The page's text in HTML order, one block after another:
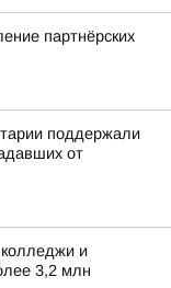
партнёрских
поддержали
от
и
3,2 млн